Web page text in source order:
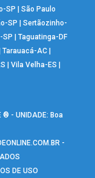
SP |São Paulo
SP |Sertãozinho-
SP |Taguatinga-DF
Tarauacá-AC|
|Vila Velha-ES
® - UNIDADE: Boa
-
DE USO